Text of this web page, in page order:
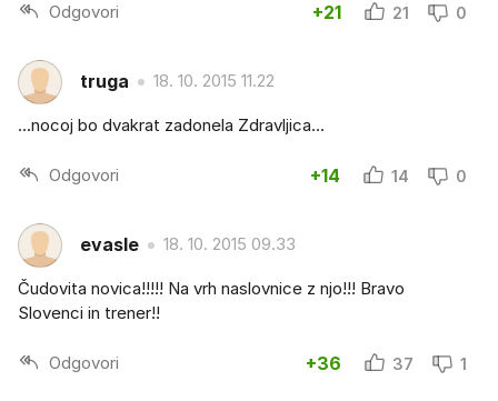
Odgovori +21 21 0
truga 18. 10. 2015 11.22
...nocoj bo dvakrat zadonela Zdravljica...
Odgovori +14 14 0
evasle 18. 10. 2015 09.33
Čudovita novica!!!!! Na vrh naslovnice z njo!!! Bravo
Slovenci in trener!!
Odgovori +36 37 1